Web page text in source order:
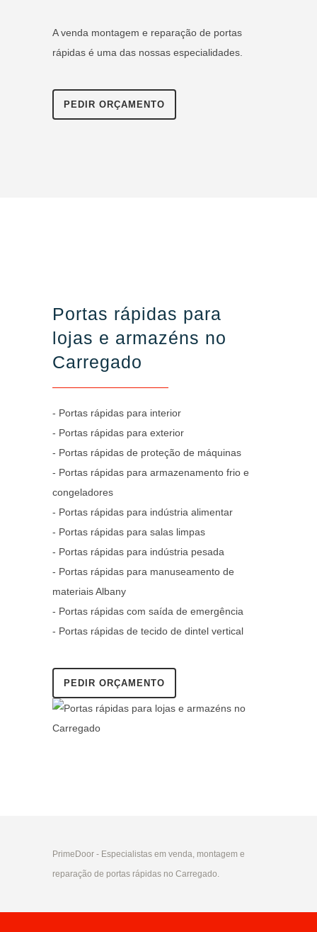
A venda montagem e reparação de portas
rápidas é uma das nossas especialidades.
PEDIR ORÇAMENTO
Portas rápidas para
lojas e armazéns no
Carregado
- Portas rápidas para interior
- Portas rápidas para exterior
- Portas rápidas de proteção de máquinas
- Portas rápidas para armazenamento frio e
congeladores
- Portas rápidas para indústria alimentar
- Portas rápidas para salas limpas
- Portas rápidas para indústria pesada
- Portas rápidas para manuseamento de
materiais Albany
- Portas rápidas com saída de emergência
- Portas rápidas de tecido de dintel vertical
PEDIR ORÇAMENTO
PrimeDoor - Especialistas em venda, montagem e
reparação de portas rápidas no Carregado.